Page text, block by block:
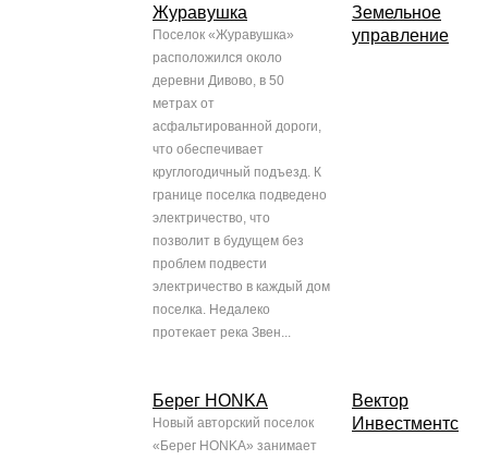
Журавушка
Поселок «Журавушка»
расположился около
деревни Дивово, в 50
метрах от
асфальтированной дороги,
что обеспечивает
круглогодичный подъезд. К
границе поселка подведено
электричество, что
позволит в будущем без
проблем подвести
электричество в каждый дом
поселка. Недалеко
протекает река Звен...
Земельное
управление
Берег HONKA
Новый авторский поселок
«Берег HONKA» занимает
Вектор
Инвестментс